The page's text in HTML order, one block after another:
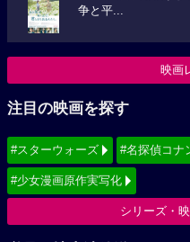
争と平...
映画
注目の映画を探す
#スターウォーズ #名探偵コナ
#少女漫画原作実写化
シリーズ・